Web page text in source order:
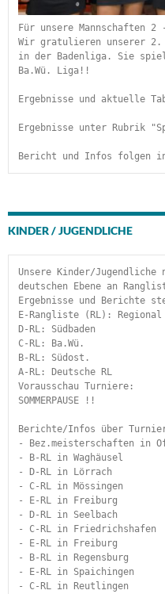
Für unsere Mannschaften
Wir gratulieren unserer 2.
in der Badenliga. Sie
Ba.Wü. Liga!!
Ergebnisse und aktuelle
Ergebnisse unter Rubrik
Bericht und Infos folgen
KINDER / JUGENDLICHE
Unsere Kinder/
deutschen Ebene an
Ergebnisse und Berichte
E-Rangliste (RL): Regional
D-RL: Südbaden
C-RL: Ba.Wü.
B-RL: Südost.
A-RL: Deutsche RL
Vorausschau Turniere:
SOMMERPAUSE !!
Berichte/Infos über
- Bez.meisterschaften in
- B-RL in Waghäusel
- D-RL in Lörrach
- C-RL in Mössingen
- E-RL in Freiburg
- D-RL in Seelbach
- C-RL in Friedrichshafen
- E-RL in Freiburg
- B-RL in Regensburg
- E-RL in Spaichingen
- C-RL in Reutlingen